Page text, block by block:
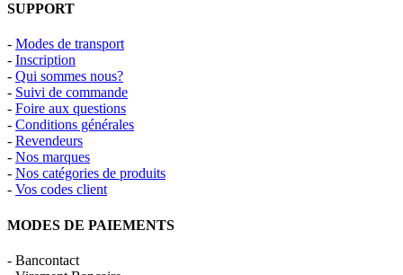
SUPPORT
- Modes de transport
- Inscription
- Qui sommes nous?
- Suivi de commande
- Foire aux questions
- Conditions générales
- Revendeurs
- Nos marques
- Nos catégories de produits
- Vos codes client
MODES DE PAIEMENTS
- Bancontact